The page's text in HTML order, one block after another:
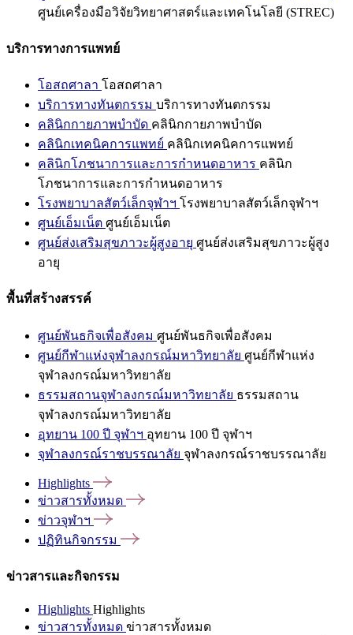
ศูนย์เครื่องมือวิจัยวิทยาศาสตร์และเทคโนโลยี (STREC)
บริการทางการแพทย์
โอสถศาลา โอสถศาลา
บริการทางทันตกรรม บริการทางทันตกรรม
คลินิกกายภาพบำบัด คลินิกกายภาพบำบัด
คลินิกเทคนิคการแพทย์ คลินิกเทคนิคการแพทย์
คลินิกโภชนาการและการกำหนดอาหาร คลินิก
โภชนาการและการกำหนดอาหาร
โรงพยาบาลสัตว์เล็กจุฬาฯ โรงพยาบาลสัตว์เล็กจุฬาฯ
ศูนย์เอ็มเน็ต ศูนย์เอ็มเน็ต
ศูนย์ส่งเสริมสุขภาวะผู้สูงอายุ ศูนย์ส่งเสริมสุขภาวะผู้สูง
อายุ
พื้นที่สร้างสรรค์
ศูนย์พันธกิจเพื่อสังคม ศูนย์พันธกิจเพื่อสังคม
ศูนย์กีฬาแห่งจุฬาลงกรณ์มหาวิทยาลัย ศูนย์กีฬาแห่ง
จุฬาลงกรณ์มหาวิทยาลัย
ธรรมสถานจุฬาลงกรณ์มหาวิทยาลัย ธรรมสถาน
จุฬาลงกรณ์มหาวิทยาลัย
อุทยาน 100 ปี จุฬาฯ อุทยาน 100 ปี จุฬาฯ
จุฬาลงกรณ์ราชบรรณาลัย จุฬาลงกรณ์ราชบรรณาลัย
Highlights
ข่าวสารทั้งหมด
ข่าวจุฬาฯ
ปฏิทินกิจกรรม
ข่าวสารและกิจกรรม
Highlights Highlights
ข่าวสารทั้งหมด ข่าวสารทั้งหมด